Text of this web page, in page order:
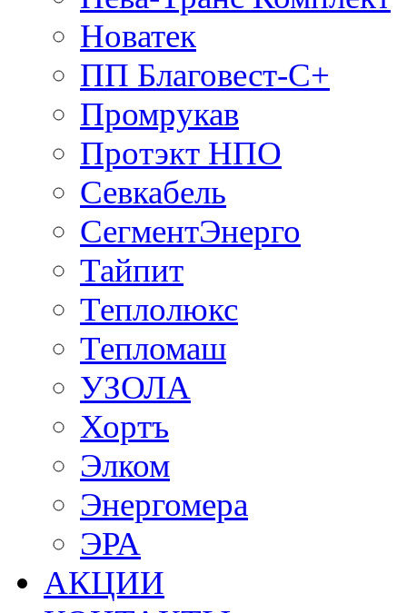
Новатек
ПП Благовест-С+
Промрукав
Протэкт НПО
Севкабель
СегментЭнерго
Тайпит
Теплолюкс
Тепломаш
УЗОЛА
Хортъ
Элком
Энергомера
ЭРА
АКЦИИ